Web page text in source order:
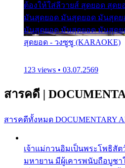
ต้องให้ใส่ลีวายส์ สุดยอด สุด
มันสุดยอด มันสุดยอด มันสุด
มันสุดยอด มันสุดยอด มันสุด
สุดยอด - วงซูซู (KARAOKE)
123 views • 03.07.2569
สารคดี |
สารคดีทั้งหมด DOCUMENTARY
เจ้าแม่กวนอิมเป็นพระโพธิสั
มหายาน มีผู้เคารพนับถือบูชา